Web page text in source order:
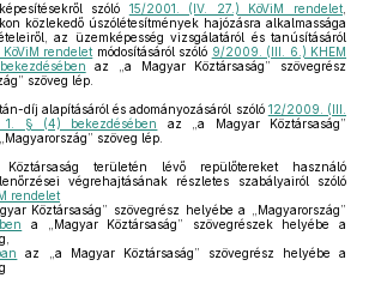
szóló 15/2001. (IV. 27.) KöViM rendelet
közlekedő úszólétesítmények hajózásra alkalmassága
az üzemképesség vizsgálatáról és tanúsításáról
rendelet módosításáról szóló 9/2009. (III. 6.) KHEM
az „a Magyar Köztársaság” szövegrész
szöveg lép.
díj alapításáról és adományozásáról szóló 12/2009. (III.
1. § (4) bekezdésében
az „a Magyar Köztársaság”
szöveg lép.
területén lévő repülőtereket használó
végrehajtásának részletes szabályairól szóló
rendelet
Köztársaság” szövegrész helyébe a „Magyarország”
a „Magyar Köztársaság” szövegrészek helyébe a
az „a Magyar Köztársaság” szövegrész helyébe a